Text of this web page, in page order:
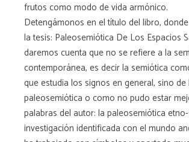
frutos como modo de vida armónico.
Detengámonos en el título del libro,
la tesis: Paleosemiótica De Los Espacios
daremos cuenta que no se refiere a la
contemporánea, es decir la semiótica
que estudia los signos en general, sino de
paleosemiótica o como no pudo estar
palabras del autor: la paleosemiótica
investigación identificada con el mundo